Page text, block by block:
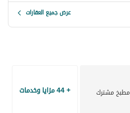
عرض جميع العقارات
مطبخ مشترك + 44 مزايا وخدمات